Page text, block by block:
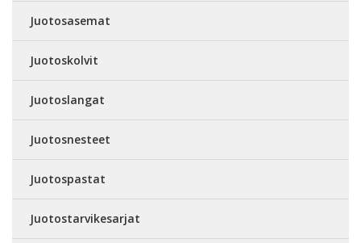
Juotosasemat
Juotoskolvit
Juotoslangat
Juotosnesteet
Juotospastat
Juotostarvikesarjat